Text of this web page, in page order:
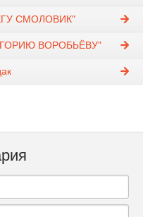
СМОЛОВИК"
ВОРОБЬЁВУ"